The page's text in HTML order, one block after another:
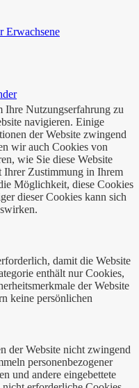
Erwachsene
Ihre Nutzungserfahrung zu
navigieren. Einige
der Website zwingend
wir auch Cookies von
wie Sie diese Website
Ihrer Zustimmung in Ihrem
Möglichkeit, diese Cookies
dieser Cookies kann sich
damit die Website
enthält nur Cookies,
der Website
keine persönlichen
der Website nicht zwingend
personenbezogener
und andere eingebettete